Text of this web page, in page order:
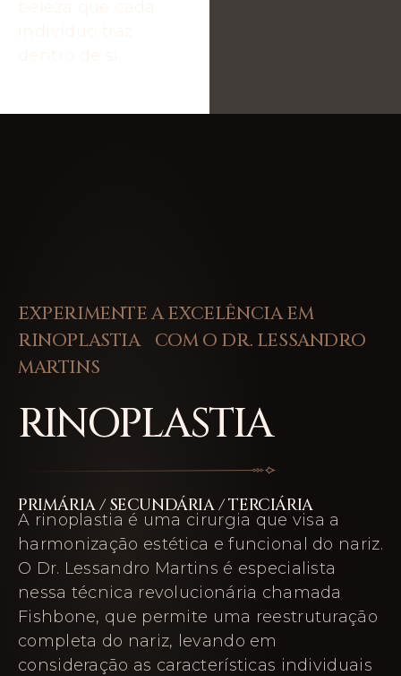
EXPERIMENTE A EXCELÊNCIA EM
RINOPLASTIA COM O DR. LESSANDRO
MARTINS
RINOPLASTIA
PRIMÁRIA / SECUNDÁRIA / TERCIÁRIA
A rinoplastia é uma cirurgia que visa a
harmonização estética e funcional do nariz.
O Dr. Lessandro Martins é especialista
nessa técnica revolucionária chamada
Fishbone, que permite uma reestruturação
completa do nariz, levando em
consideração as características individuais